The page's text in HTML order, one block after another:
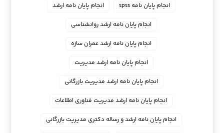
انجام پایان نامه spss
انجام پایان نامه ارشد
انجام پایان نامه ارشد روانشناسی
انجام پایان نامه ارشد عمران سازه
انجام پایان نامه ارشد مدیریت
انجام پایان نامه ارشد مدیریت بازرگانی
انجام پایان نامه ارشد مدیریت فناوری اطلاعات
انجام پایان نامه ارشد و رساله دکتری مدیریت بازرگانی